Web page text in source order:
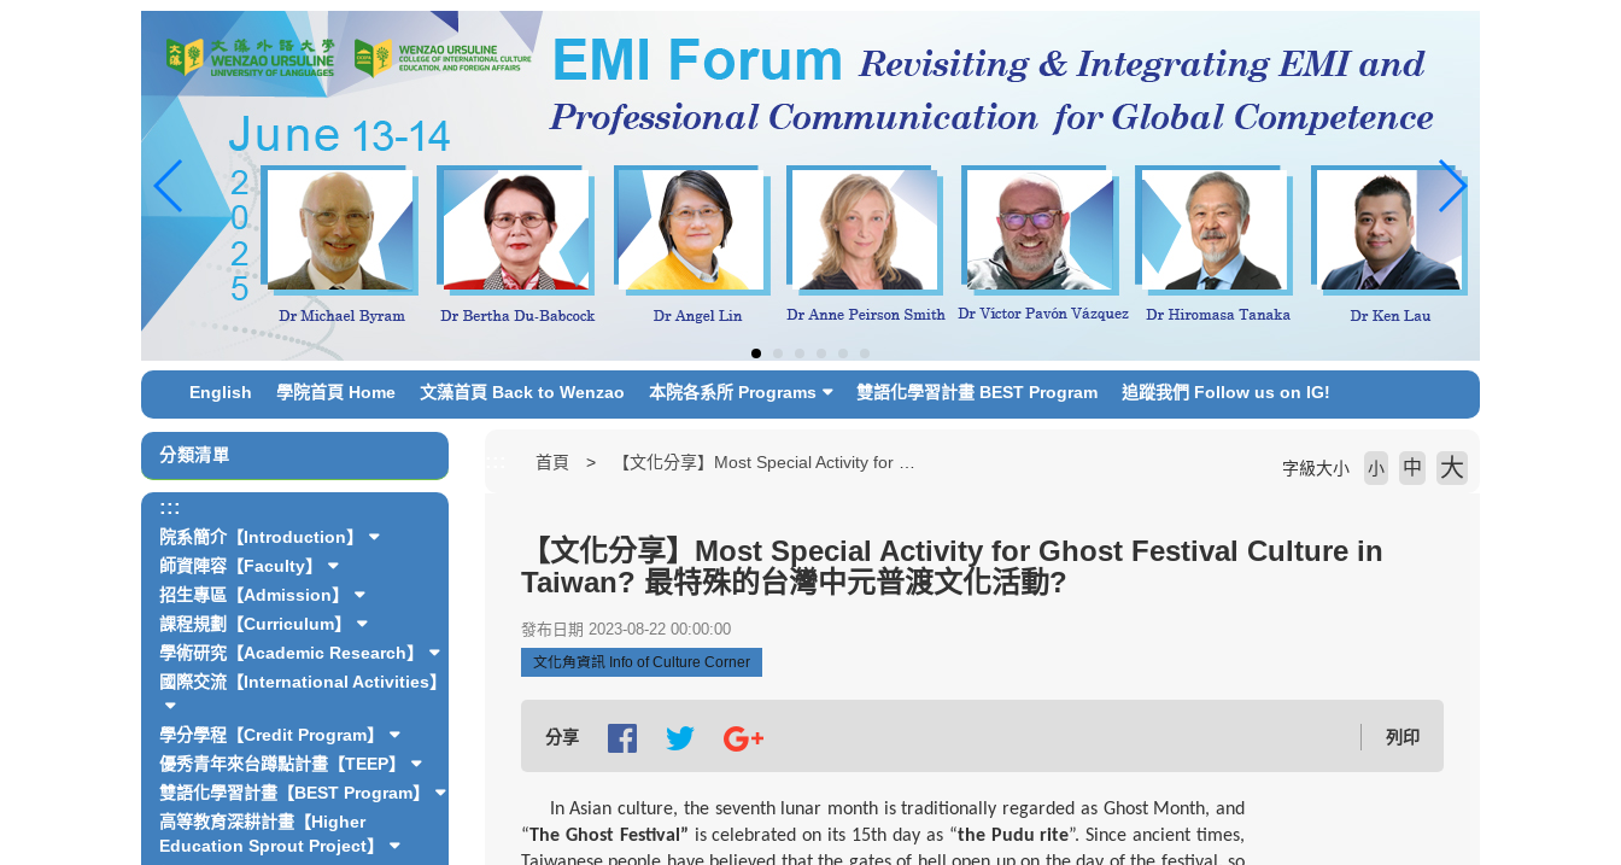
English 學院首頁 Home 文藻首頁 Back to Wenzao 本院各系所 Programs 雙語化學習計畫 BEST Program 追蹤我們 Follow us on IG!
分類清單
:::
院系簡介【Introduction】
師資陣容【Faculty】
招生專區【Admission】
課程規劃【Curriculum】
學術研究【Academic Research】
國際交流【International Activities】
學分學程【Credit Program】
優秀青年來台蹲點計畫【TEEP】
雙語化學習計畫【BEST Program】
高等教育深耕計畫【Higher
Education Sprout Project】
首頁 字級大小 小 中 大
【文化分享】Most Special Activity for Ghost Festival Culture in
Taiwan? 最特殊的台灣中元普渡文化活動?
發布日期 2023-08-22 00:00:00
文化角資訊 Info of Culture Corner
分享 列印
In Asian culture, the seventh lunar month is traditionally regarded as Ghost Month, and
“The Ghost Festival” is celebrated on its 15th day as “the Pudu rite”. Since ancient times,